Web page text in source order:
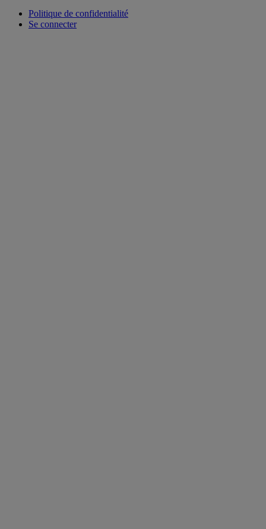
Politique de confidentialité
Se connecter